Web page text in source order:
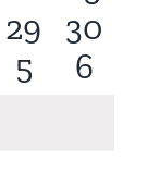
0
29
0
30
0
5
0
6